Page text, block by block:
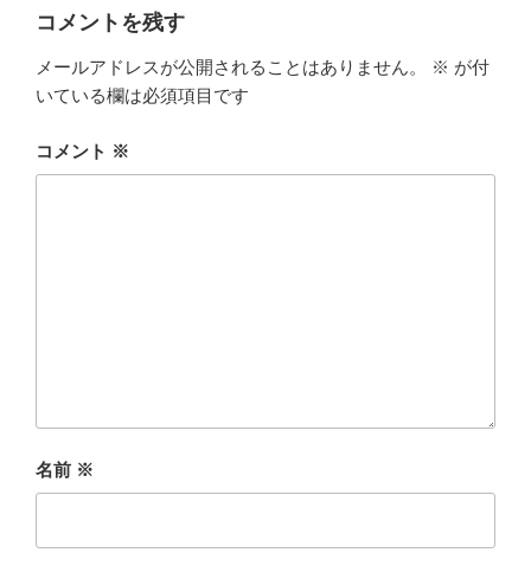
コメントを残す
メールアドレスが公開されることはありません。 ※ が付
いている欄は必須項目です
コメント ※
名前 ※